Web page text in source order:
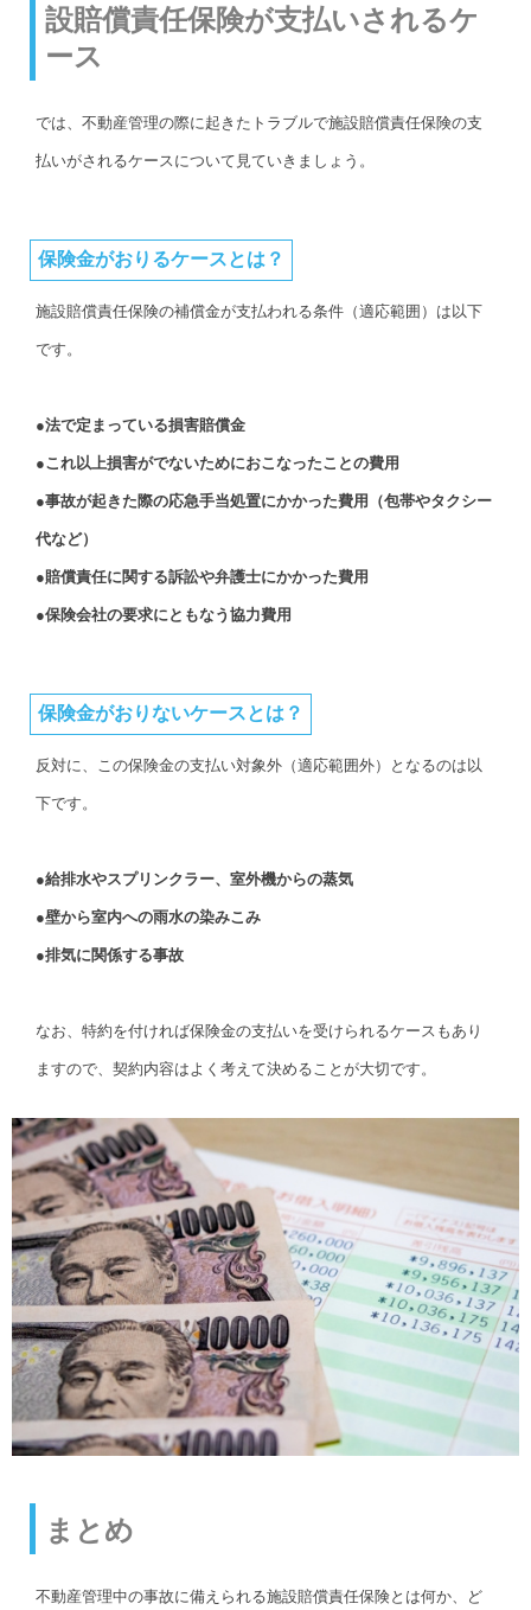
設賠償責任保険が支払いされるケ
ース
では、不動産管理の際に起きたトラブルで施設賠償責任保険の支
払いがされるケースについて見ていきましょう。
保険金がおりるケースとは？
施設賠償責任保険の補償金が支払われる条件（適応範囲）は以下
です。
●法で定まっている損害賠償金
●これ以上損害がでないためにおこなったことの費用
●事故が起きた際の応急手当処置にかかった費用（包帯やタクシー
代など）
●賠償責任に関する訴訟や弁護士にかかった費用
●保険会社の要求にともなう協力費用
保険金がおりないケースとは？
反対に、この保険金の支払い対象外（適応範囲外）となるのは以
下です。
●給排水やスプリンクラー、室外機からの蒸気
●壁から室内への雨水の染みこみ
●排気に関係する事故
なお、特約を付ければ保険金の支払いを受けられるケースもあり
ますので、契約内容はよく考えて決めることが大切です。
まとめ
不動産管理中の事故に備えられる施設賠償責任保険とは何か、ど